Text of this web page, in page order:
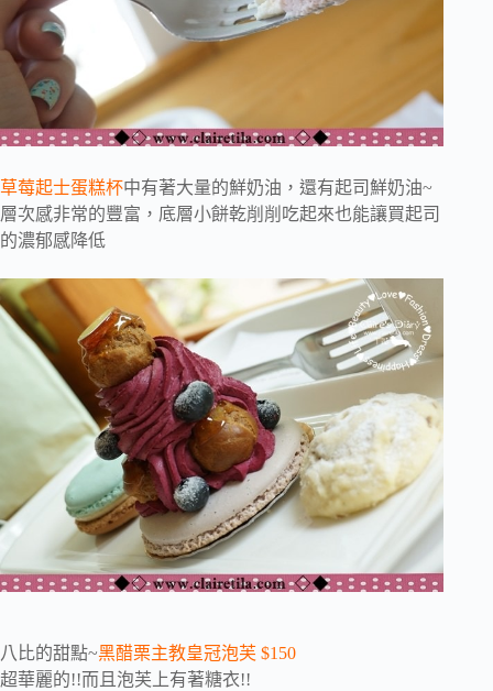
草莓起士蛋糕杯中有著大量的鮮奶油，還有起司鮮奶油~
層次感非常的豐富，底層小餅乾削削吃起來也能讓買起司
的濃郁感降低
八比的甜點~黑醋栗主教皇冠泡芙 $150
超華麗的!!而且泡芙上有著糖衣!!